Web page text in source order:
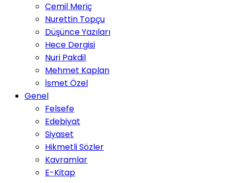
Cemil Meriç
Nurettin Topçu
Düşünce Yazıları
Hece Dergisi
Nuri Pakdil
Mehmet Kaplan
İsmet Özel
Genel
Felsefe
Edebiyat
Siyaset
Hikmetli Sözler
Kavramlar
E-Kitap